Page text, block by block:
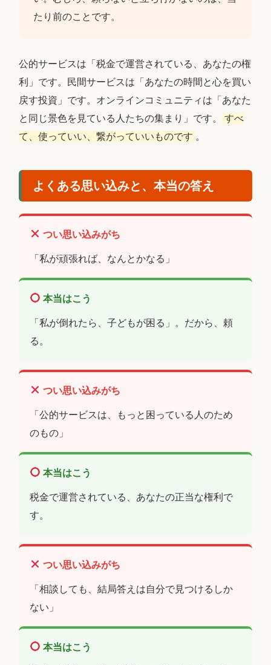
たり前のことです。
公的サービスは「税金で運営されている、あなたの権
利」です。民間サービスは「あなたの時間と心を買い
戻す投資」です。オンラインコミュニティは「あなた
と同じ景色を見ている人たちの集まり」です。
すべ
て、使っていい、繋がっていいものです 。
よくある思い込みと、本当の答え
つい思い込みがち
「私が頑張れば、なんとかなる」
本当はこう
「私が倒れたら、子どもが困る」。だから、頼
る。
つい思い込みがち
「公的サービスは、もっと困っている人のため
のもの」
本当はこう
税金で運営されている、あなたの正当な権利で
す。
つい思い込みがち
「相談しても、結局答えは自分で見つけるしか
ない」
本当はこう